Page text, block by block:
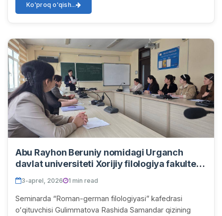
Ko'proq o'qish...
Abu Rayhon Beruniy nomidagi Urganch
davlat universiteti Xorijiy filologiya fakulteti
“Roman–german filologiyasi” kafedrasida
3-aprel kuni 448-xonada navbatdagi ilmiy-
uslubiy seminar bo‘lib o‘tdi.
3-aprel, 2026 1 min read
Seminarda “Roman-german filologiyasi” kafedrasi
oʻqituvchisi Gulimmatova Rashida Samandar qizining